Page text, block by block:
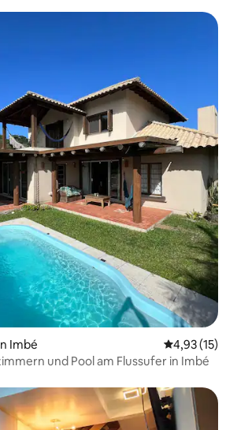
Imbé
4,93 (15)
und Pool am Flussufer in Imbé